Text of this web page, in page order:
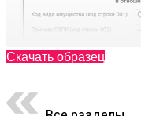
Скачать образец